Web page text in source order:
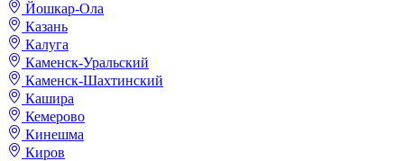
Йошкар-Ола
Казань
Калуга
Каменск-Уральский
Каменск-Шахтинский
Кашира
Кемерово
Кинешма
Киров